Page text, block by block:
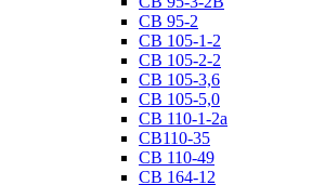
СВ 95-2
СВ 105-1-2
СВ 105-2-2
СВ 105-3,6
СВ 105-5,0
СВ 110-1-2а
СВ110-35
СВ 110-49
СВ 164-12